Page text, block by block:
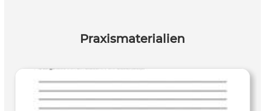
Praxismaterialien